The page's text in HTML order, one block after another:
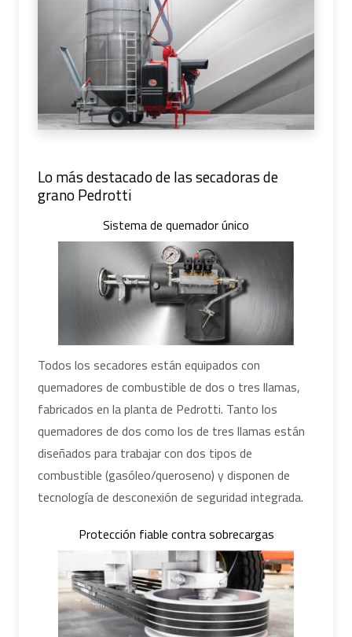
Lo más destacado de las secadoras de
grano Pedrotti
Sistema de quemador único
Todos los secadores están equipados con
quemadores de combustible de dos o tres llamas,
fabricados en la planta de Pedrotti. Tanto los
quemadores de dos como los de tres llamas están
diseñados para trabajar con dos tipos de
combustible (gasóleo/queroseno) y disponen de
tecnología de desconexión de seguridad integrada.
Protección fiable contra sobrecargas